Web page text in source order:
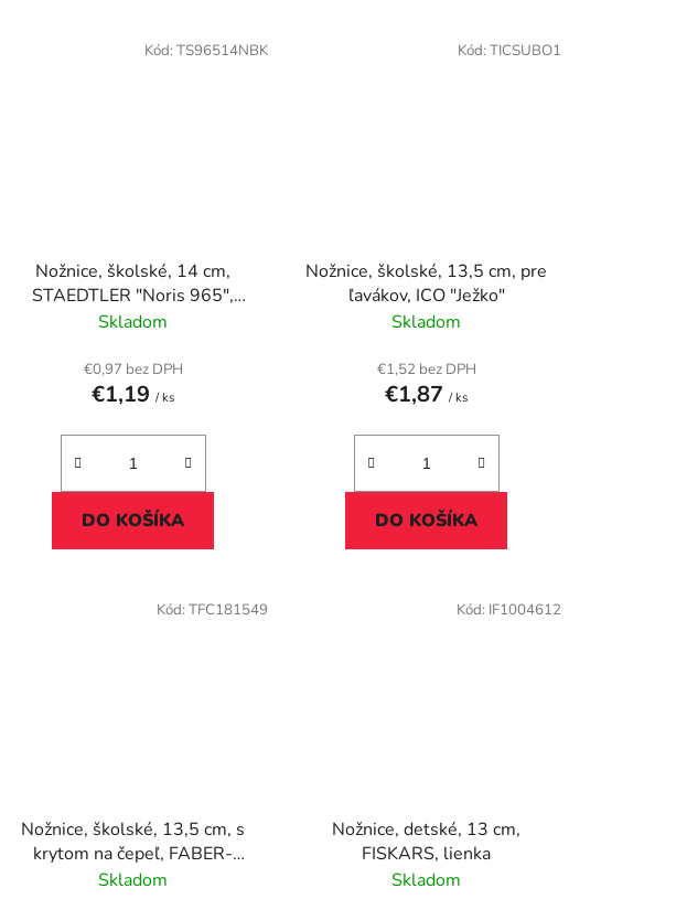
Nožnice, školské, 14 cm,
STAEDTLER "Noris 965",
modrá
Skladom
€0,97 bez DPH
€1,19/ ks
DO KOŠÍKA
Kód: TS96514NBK
Nožnice, školské, 13,5 cm, pre
ľavákov, ICO "Ježko"
Skladom
€1,52 bez DPH
€1,87/ ks
DO KOŠÍKA
Kód: TICSUBO1
Nožnice, školské, 13,5 cm, s
krytom na čepeľ, FABER-
CASTELL, modrá
Skladom
Kód: TFC181549
Nožnice, detské, 13 cm,
FISKARS, lienka
Skladom
Kód: IF1004612